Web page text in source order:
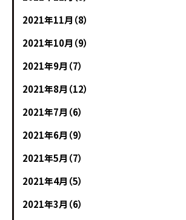
2021年11月（8）
2021年10月（9）
2021年9月（7）
2021年8月（12）
2021年7月（6）
2021年6月（9）
2021年5月（7）
2021年4月（5）
2021年3月（6）